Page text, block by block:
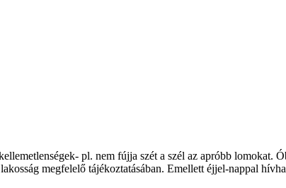
pl. nem fújja szét a szél az apróbb lomokat.
megfelelő tájékoztatásában. Emellett éjjel-nappal